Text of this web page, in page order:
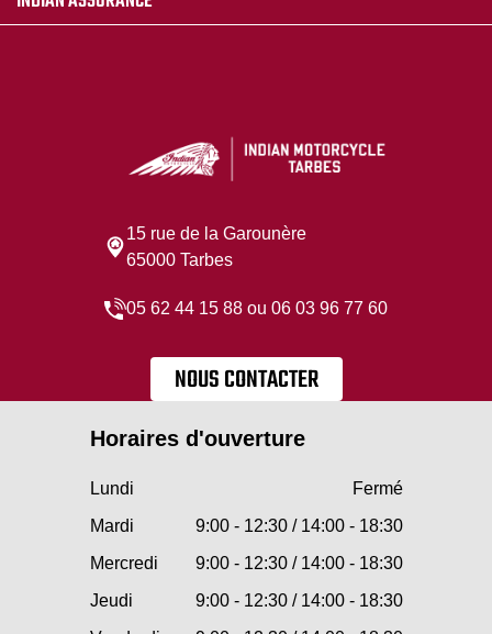
15 rue de la Garounère
65000 Tarbes
05 62 44 15 88 ou 06 03 96 77 60
NOUS CONTACTER
Horaires d'ouverture
Lundi
Fermé
Mardi
9:00 - 12:30 / 14:00 - 18:30
Mercredi
9:00 - 12:30 / 14:00 - 18:30
Jeudi
9:00 - 12:30 / 14:00 - 18:30